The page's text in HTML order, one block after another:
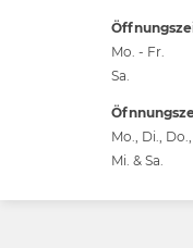
Mo. - Fr.
Sa.
Mo., Di.,
Mi. & Sa.